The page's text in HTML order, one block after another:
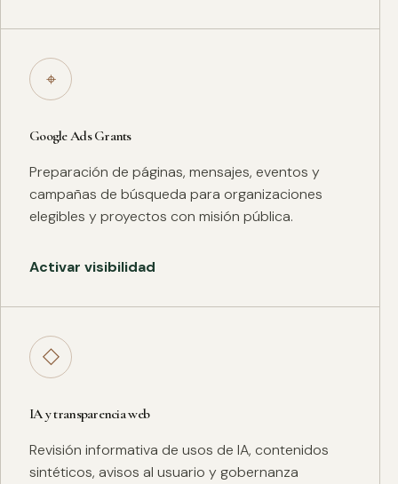
⌖
Google Ads Grants
Preparación de páginas, mensajes, eventos y
campañas de búsqueda para organizaciones
elegibles y proyectos con misión pública.
Activar visibilidad
◇
IA y transparencia web
Revisión informativa de usos de IA, contenidos
sintéticos, avisos al usuario y gobernanza